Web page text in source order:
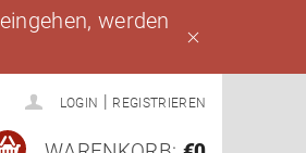
werden
LOGIN REGISTRIEREN